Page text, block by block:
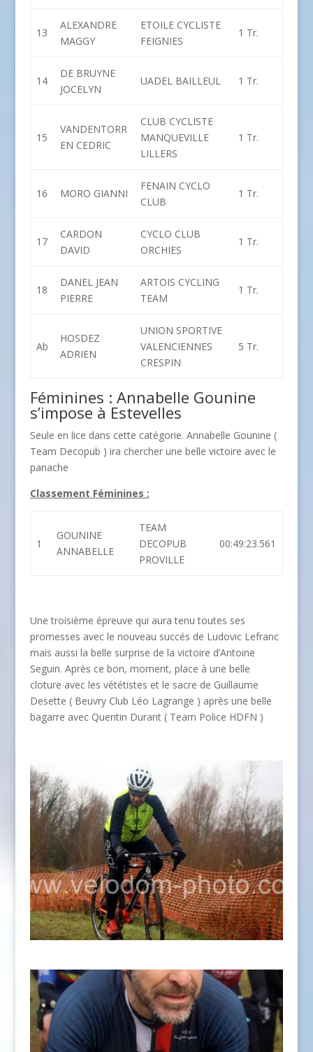
13
ALEXANDRE
MAGGY
ETOILE CYCLISTE
FEIGNIES
1 Tr.
14
DE BRUYNE
JOCELYN
UADEL BAILLEUL 1 Tr.
15
VANDENTORR
EN CEDRIC
CLUB CYCLISTE
MANQUEVILLE
LILLERS
1 Tr.
16 MORO GIANNI
FENAIN CYCLO
CLUB
1 Tr.
17
CARDON
DAVID
CYCLO CLUB
ORCHIES
1 Tr.
18
DANEL JEAN
PIERRE
ARTOIS CYCLING
TEAM
1 Tr.
Ab
HOSDEZ
ADRIEN
UNION SPORTIVE
VALENCIENNES
CRESPIN
5 Tr.
Féminines : Annabelle Gounine
s’impose à Estevelles
Seule en lice dans cette catégorie. Annabelle Gounine (
Team Decopub ) ira chercher une belle victoire avec le
panache
Classement Féminines :
1
GOUNINE
ANNABELLE
TEAM
DECOPUB
PROVILLE
00:49:23.561
Une troisième épreuve qui aura tenu toutes ses
promesses avec le nouveau succés de Ludovic Lefranc
mais aussi la belle surprise de la victoire d’Antoine
Seguin. Après ce bon, moment, place à une belle
cloture avec les vététistes et le sacre de Guillaume
Desette ( Beuvry Club Léo Lagrange ) après une belle
bagarre avec Quentin Durant ( Team Police HDFN )